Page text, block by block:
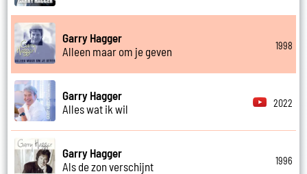
Garry Hagger
Alleen maar om je geven
1998
Garry Hagger
Alles wat ik wil
2022
Garry Hagger
Als de zon verschijnt
1996